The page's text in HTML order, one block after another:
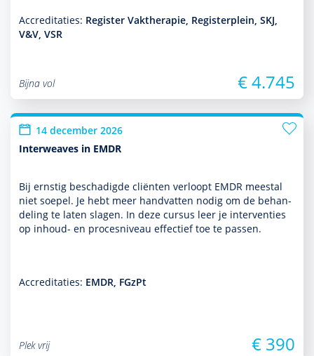
Accreditaties: Register Vaktherapie, Registerplein, SKJ,
V&V, VSR
Bijna vol € 4.745
14 december 2026
Interweaves in EMDR
Bij ernstig beschadigde cliënten verloopt EMDR meestal
niet soepel. Je hebt meer handvatten nodig om de behan­
del­ing te laten slagen. In deze cursus leer je inter­venties
op inhoud- en procesniveau effectief toe te passen.
Accreditaties: EMDR, FGzPt
Plek vrij € 390